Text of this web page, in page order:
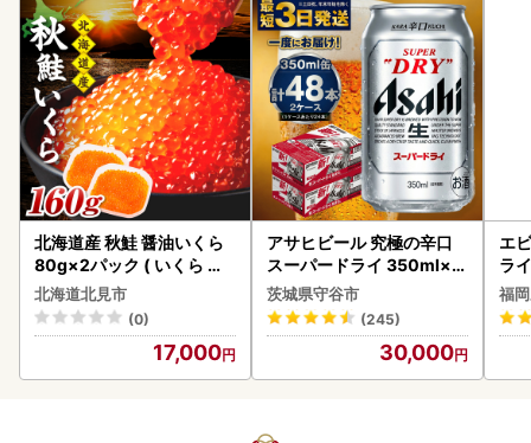
北海道産 秋鮭 醤油いくら
80g×2パック ( いくら イ
クラ 魚卵 鮭 サケ さけ 鮭い
くら 醤油漬け パック 北海
道産 ふるさと納税 秋鮭 )【
北海道北見市
(0)
17,000
アサヒビール 究極の辛口
スーパードライ 350ml×4
8本 ビール
茨城県守谷市
(245)
30,000
エ
ライ
福